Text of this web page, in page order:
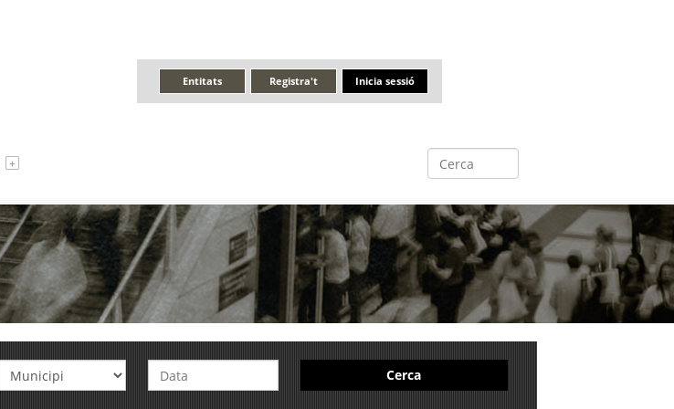
Inicia sessió
Registra't
Entitats
Cerca